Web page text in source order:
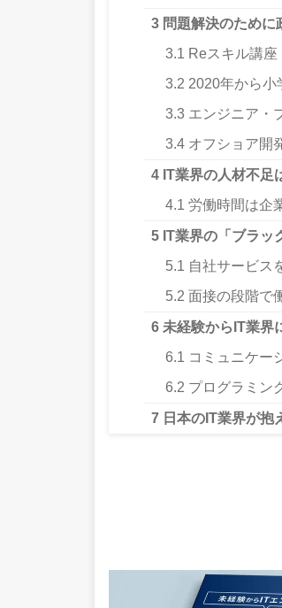
3 問題解決のために
3.1 Reスキル講
3.2 2020年から小
3.3 エンジニア・
3.4 オフショア開
4 IT業界の人材不足
4.1 労働時間は企
5 IT業界の「ブラッ
5.1 自社サービス
5.2 面接の段階で
6 未経験からIT業界
6.1 コミュニケー
6.2 プログラミン
7 日本のIT業界が抱